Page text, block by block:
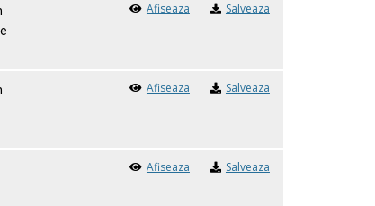
Afiseaza Salveaza
Afiseaza Salveaza
Afiseaza Salveaza